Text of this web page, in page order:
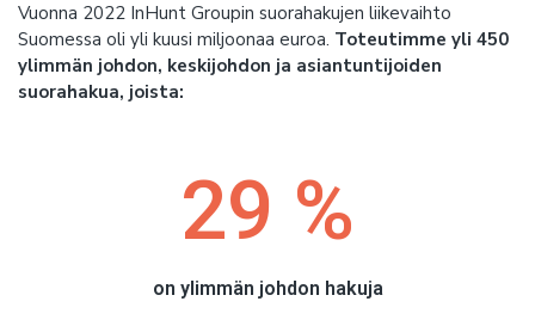
Vuonna 2022 InHunt Groupin suorahakujen liikevaihto
Suomessa oli yli kuusi miljoonaa euroa. Toteutimme yli 450
ylimmän johdon, keskijohdon ja asiantuntijoiden
suorahakua, joista:
29 %
on ylimmän johdon hakuja